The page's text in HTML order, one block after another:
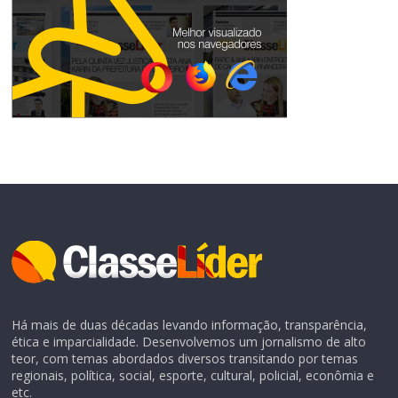
Há mais de duas décadas levando informação, transparência,
ética e imparcialidade. Desenvolvemos um jornalismo de alto
teor, com temas abordados diversos transitando por temas
regionais, política, social, esporte, cultural, policial, econômia e
etc.